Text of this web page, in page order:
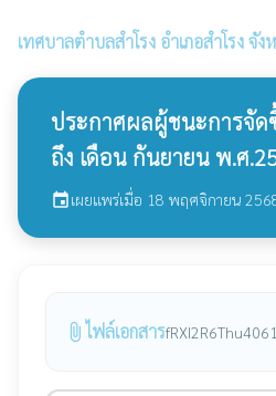
เทศบาลตำบลสำโรง อำเภอสำโรง จั
ประกาศผลผู้ชนะการจัด
ถึง เดือน กันยายน พ.ศ
eventเผยแพร่เมื่อ 18 พฤศจิกายน
attach_file ไฟล์เอกสาร